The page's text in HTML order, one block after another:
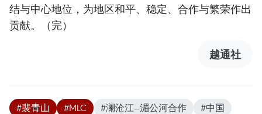
结与中心地位，为地区和平、稳定、合作与繁荣作出
贡献。（完）
越通社
#裴青山 #MLC #澜沧江—湄公河合作 #中国